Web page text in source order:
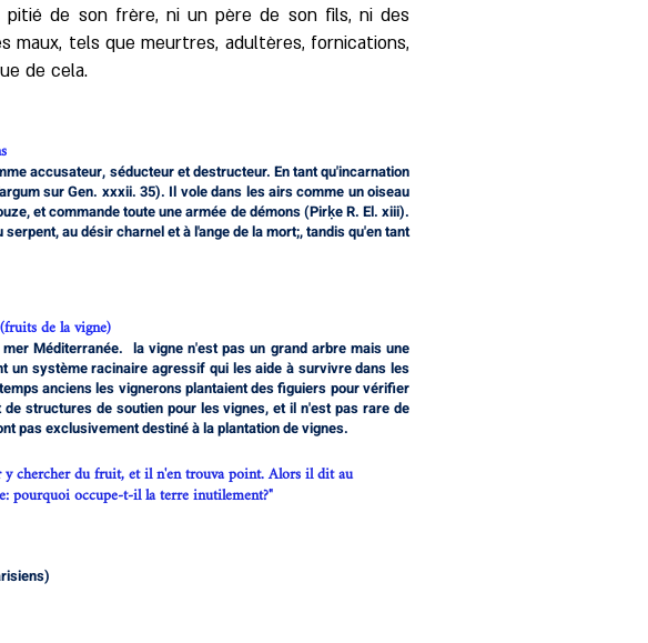
de son frère, ni un père de son fils, ni des
maux, tels que meurtres, adultères, fornications,
de cela.
accusateur, séducteur et destructeur. En tant qu'incarnation
sur Gen. xxxii. 35). Il vole dans les airs comme un oiseau
et commande toute une armée de démons (Pirḳe R. El. xiii).
au désir charnel et à l'ange de la mort;, tandis qu'en tant
de la vigne)
Méditerranée. la vigne n'est pas un grand arbre mais une
un système racinaire agressif qui les aide à survivre dans les
anciens les vignerons plantaient des figuiers pour vérifier
structures de soutien pour les vignes, et il n'est pas rare de
pas exclusivement destiné à la plantation de vignes.
chercher du fruit, et il n'en trouva point. Alors il dit au
pourquoi occupe-t-il la terre inutilement?"